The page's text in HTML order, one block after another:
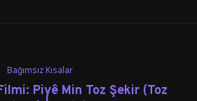
Bağımsız Kısalar
Piyê Min Toz Şekir (Toz